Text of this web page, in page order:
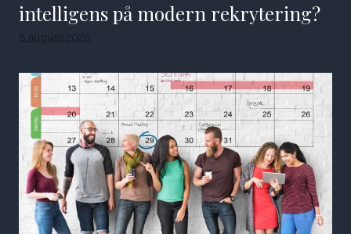
intelligens på modern rekrytering?
8 augusti 2026